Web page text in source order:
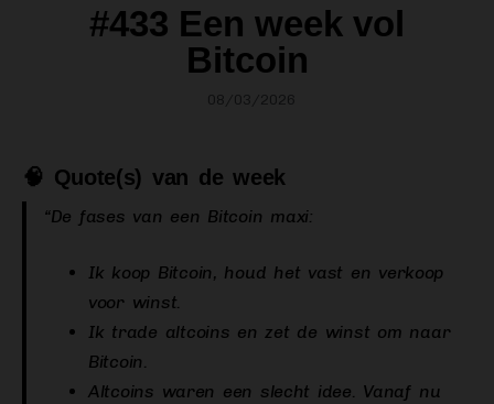
#433 Een week vol
Bitcoin
08/03/2026
🧠 Quote(s) van de week
“De fases van een Bitcoin maxi:
Ik koop Bitcoin, houd het vast en verkoop
voor winst.
Ik trade altcoins en zet de winst om naar
Bitcoin.
Altcoins waren een slecht idee. Vanaf nu